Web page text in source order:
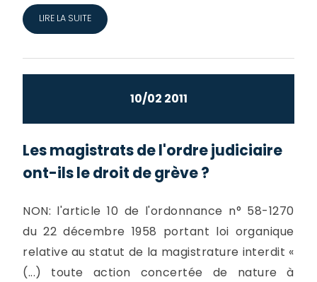
LIRE LA SUITE
10/02 2011
Les magistrats de l'ordre judiciaire
ont-ils le droit de grève ?
NON: l'article 10 de l'ordonnance n° 58-1270
du 22 décembre 1958 portant loi organique
relative au statut de la magistrature interdit «
(...) toute action concertée de nature à